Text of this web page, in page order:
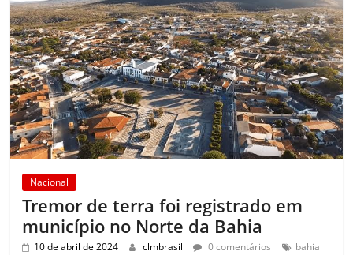
Nacional
Tremor de terra foi registrado em
município no Norte da Bahia
10 de abril de 2024 clmbrasil 0 comentários
bahia